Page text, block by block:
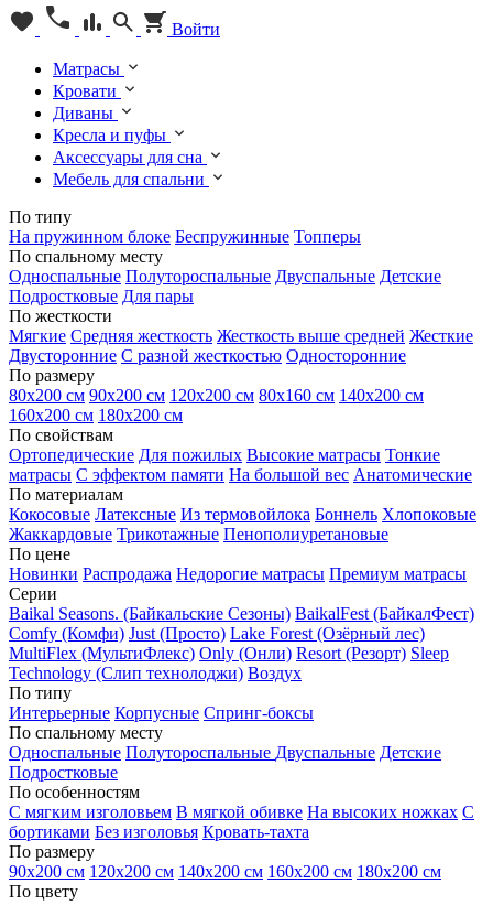
Войти
Матрасы
Кровати
Диваны
Кресла и пуфы
Аксессуары для сна
Мебель для спальни
По типу
На пружинном блоке Беспружинные Топперы
По спальному месту
Односпальные Полутороспальные Двуспальные Детские
Подростковые Для пары
По жесткости
Мягкие Средняя жесткость Жесткость выше средней Жесткие
Двусторонние С разной жесткостью Односторонние
По размеру
80х200 см 90х200 см 120х200 см 80х160 см 140х200 см
160х200 см 180х200 см
По свойствам
Ортопедические Для пожилых Высокие матрасы Тонкие
матрасы С эффектом памяти На большой вес Анатомические
По материалам
Кокосовые Латексные Из термовойлока Боннель Хлопоковые
Жаккардовые Трикотажные Пенополиуретановые
По цене
Новинки Распродажа Недорогие матрасы Премиум матрасы
Серии
Baikal Seasons. (Байкальские Сезоны) BaikalFest (БайкалФест)
Comfy (Комфи) Just (Просто) Lake Forest (Озёрный лес)
MultiFlex (МультиФлекс) Only (Онли) Resort (Резорт) Sleep
Technology (Слип технолоджи) Воздух
По типу
Интерьерные Корпусные Спринг-боксы
По спальному месту
Односпальные Полутороспальные Двуспальные Детские
Подростковые
По особенностям
С мягким изголовьем В мягкой обивке На высоких ножках С
бортиками Без изголовья Кровать-тахта
По размеру
90х200 см 120х200 см 140х200 см 160х200 см 180х200 см
По цвету